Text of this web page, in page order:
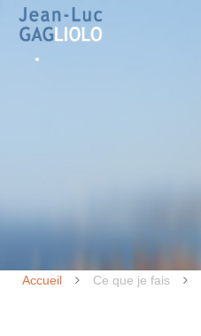
Accueil Ce que je fais